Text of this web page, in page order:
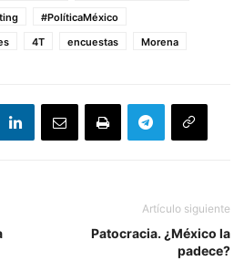
#PolíticaMéxico
4T encuestas Morena
Artículo siguiente
Patocracia. ¿México la
padece?